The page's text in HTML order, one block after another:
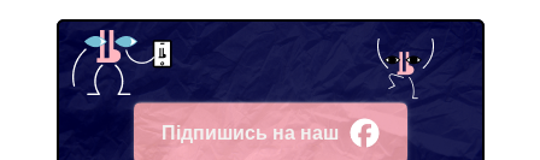
Підпишись на наш
Facebook